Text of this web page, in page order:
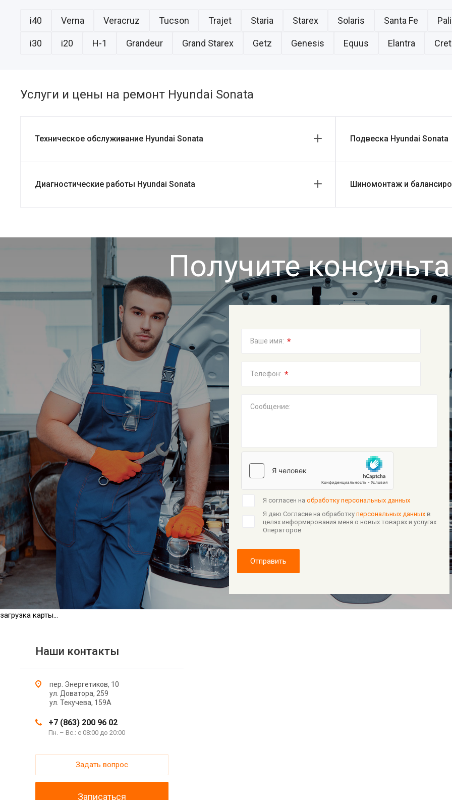
i40 Verna Veracruz Tucson Trajet Staria Starex Solaris Santa Fe
i30 i20 H-1 Grandeur Grand Starex Getz Genesis Equus Elantra
Услуги и цены на ремонт Hyundai Sonata
Техническое обслуживание Hyundai Sonata Подвеска Hyundai Sonata
Диагностические работы Hyundai Sonata Шиномонтаж и
Получите
Ваше имя: *
Телефон: *
Сообщение:
Я согласен на обработку персональных данных
Я даю Согласие на обработку персональных данныхв
целях информирования меня о новых товарах и услугах
Операторов
Отправить
Наши контакты
пер. Энергетиков, 10
ул. Доватора, 259
ул. Текучева, 159А
+7 (863) 200 96 02
Пн. – Вс.: с 08:00 до 20:00
Задать вопрос
Записаться
загрузка карты...